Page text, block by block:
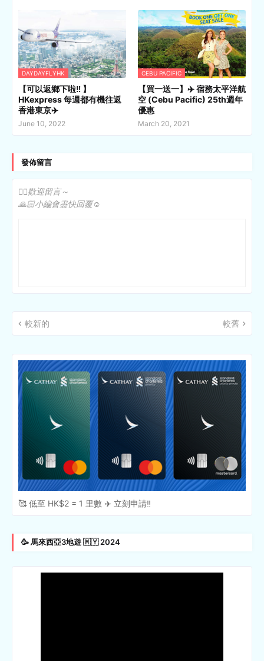
DAYDAYFLYHK
【可以返鄉下啦‼️ 】
HKexpress 每週都有機往返
香港東京✈️
June 10, 2022
CEBU PACIFIC
【買一送一】✈️ 宿務太平洋航
空 (Cebu Pacific) 25th週年
優惠
March 20, 2021
發佈留言
✍🏻歡迎留言～
🙏🏻小編會盡快回覆☺️
較新的 較舊
🥰 低至 HK$2 = 1 里數 ✈️ 立刻申請‼️
🥳 馬來西亞3地遊 🇲🇾 2024